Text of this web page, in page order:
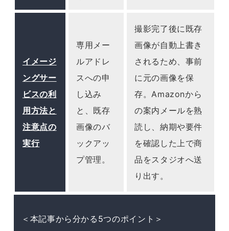
イメージ
ングサー
ビスの利
用方法と
注意点の
実行
専用メー
ルアドレ
スへの申
し込み
と、既存
画像のバ
ックアッ
プ管理。
撮影完了後に既存
画像が自動上書き
されるため、事前
に元の画像を保
存。Amazonから
の案内メールを熟
読し、納期や要件
を確認した上で商
品をスタジオへ送
り出す。
＜本記事から分かる5つのポイント＞